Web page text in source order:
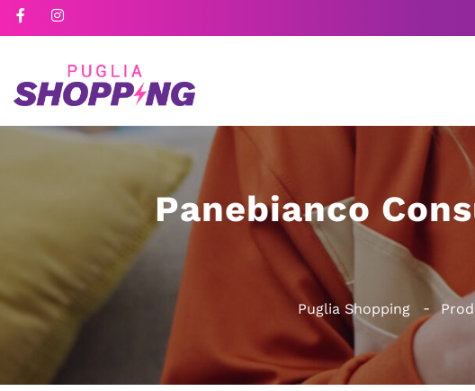
Panebianco
Puglia Shopping